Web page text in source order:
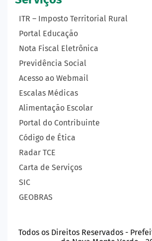
ITR – Imposto Territorial Rural
Portal Educação
Nota Fiscal Eletrônica
Previdência Social
Acesso ao Webmail
Escalas Médicas
Alimentação Escolar
Portal do Contribuinte
Código de Ética
Radar TCE
Carta de Serviços
SIC
GEOBRAS
Todos os Direitos Reservados -